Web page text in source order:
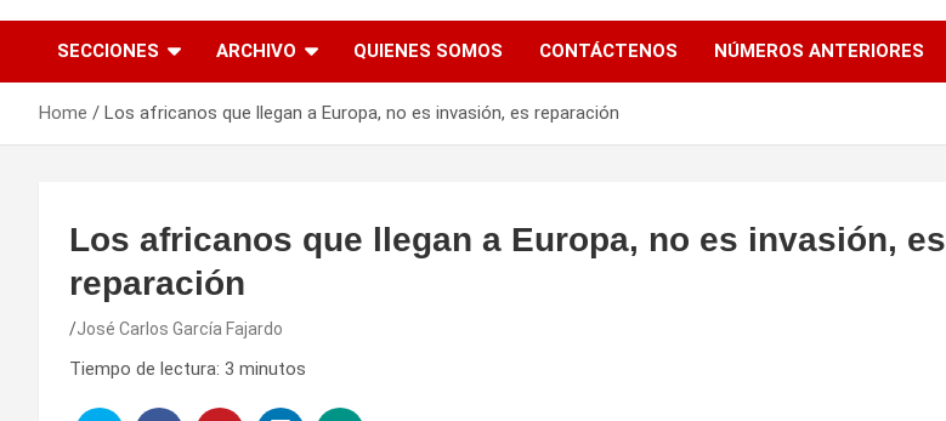
SECCIONES ARCHIVO QUIENES SOMOS CONTÁCTENOS NÚMEROS ANTERIORES
Home Los africanos que llegan a Europa, no es invasión, es reparación
Los africanos que llegan a Europa, no es invasión, es
reparación
José Carlos García Fajardo
Tiempo de lectura: 3 minutos